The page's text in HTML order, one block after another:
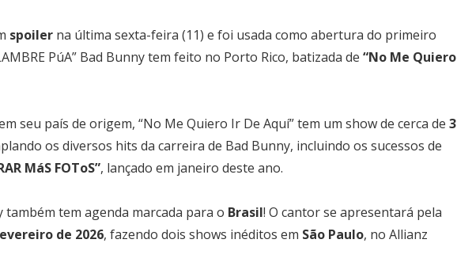
spoiler na última sexta-feira (11) e foi usada como abertura do primeiro
PúA” Bad Bunny tem feito no Porto Rico, batizada de “No Me Quiero
seu país de origem, “No Me Quiero Ir De Aquí” tem um show de cerca de 3
os diversos hits da carreira de Bad Bunny, incluindo os sucessos de
MáS FOToS”, lançado em janeiro deste ano.
tem agenda marcada para o Brasil! O cantor se apresentará pela
de 2026, fazendo dois shows inéditos em São Paulo, no Allianz